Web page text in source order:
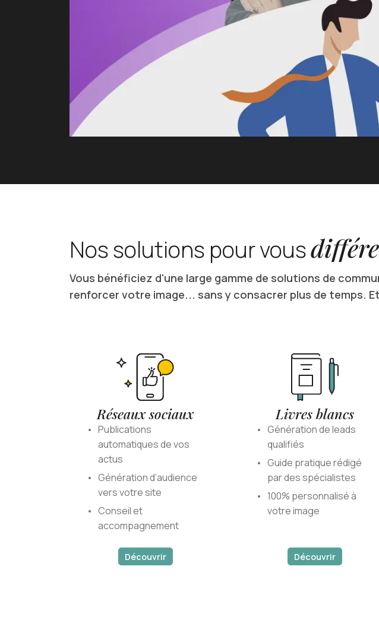
Nos solutions pour vous
Vous bénéficiez d'une large gamme de solutions de
renforcer votre image... sans y consacrer plus de temps.
Réseaux sociaux
Publications
automatiques de vos
actus
Génération d’audience
vers votre site
Conseil et
accompagnement
Découvrir
Livres blancs
Génération de leads
qualifiés
Guide pratique rédigé
par des spécialistes
100% personnalisé à
votre image
Découvrir